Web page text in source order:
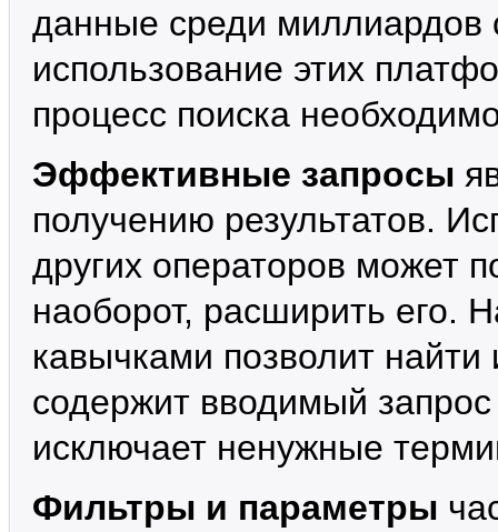
данные среди миллиардов
использование этих
процесс поиска
Эффективные запросы
получению результатов.
других операторов может
наоборот, расширить его.
кавычками позволит
содержит вводимый
исключает ненужные
Фильтры и параметры